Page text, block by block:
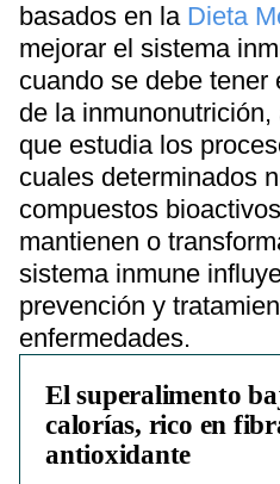
basados en la Dieta
mejorar el sistema
cuando se debe tener
de la
que estudia los
cuales determinados
compuestos
mantienen o
sistema inmune
prevención y
enfermedades.
El superalimento
calorías, rico en
antioxidante